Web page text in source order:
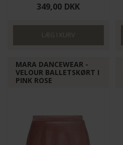
349,00 DKK
MARA DANCEWEAR -
VELOUR BALLETSKØRT I
PINK ROSE